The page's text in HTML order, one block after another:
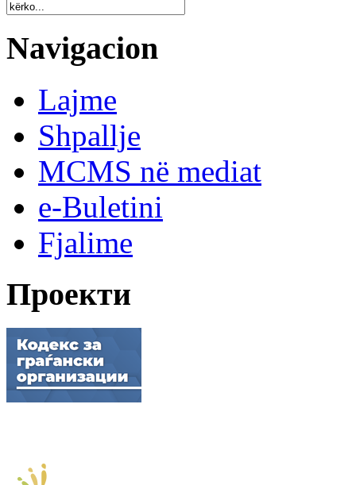
Navigacion
Lajme
Shpallje
MCMS në mediat
e-Buletini
Fjalime
Проекти